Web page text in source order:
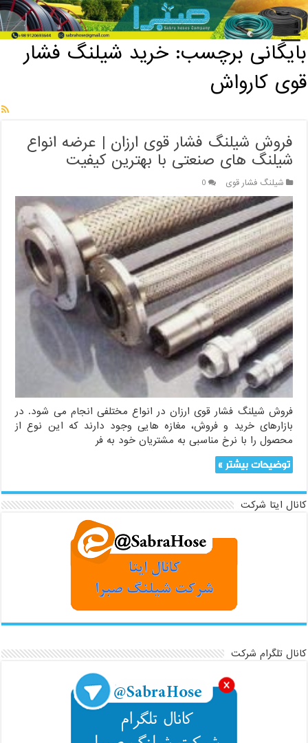
خانه / بایگانی برچسب: خرید شیلنگ فشار قوی کارواش
بایگانی برچسب:خرید شیلنگ فشار
قوی کارواش
فروش شیلنگ فشار قوی ارزان | عرضه انواع
شیلنگ های صنعتی با بهترین کیفیت
شیلنگ فشار قوی 0
فروش شیلنگ فشار قوی ارزان در انواع مختلفی انجام می شود. در
بازارهای خرید و فروش، مغازه هایی وجود دارند که این نوع از
محصول را با نرخ مناسبی به مشتریان خود به فر
توضیحات بیشتر »
کانال ایتا شرکت
کانال تلگرام شرکت